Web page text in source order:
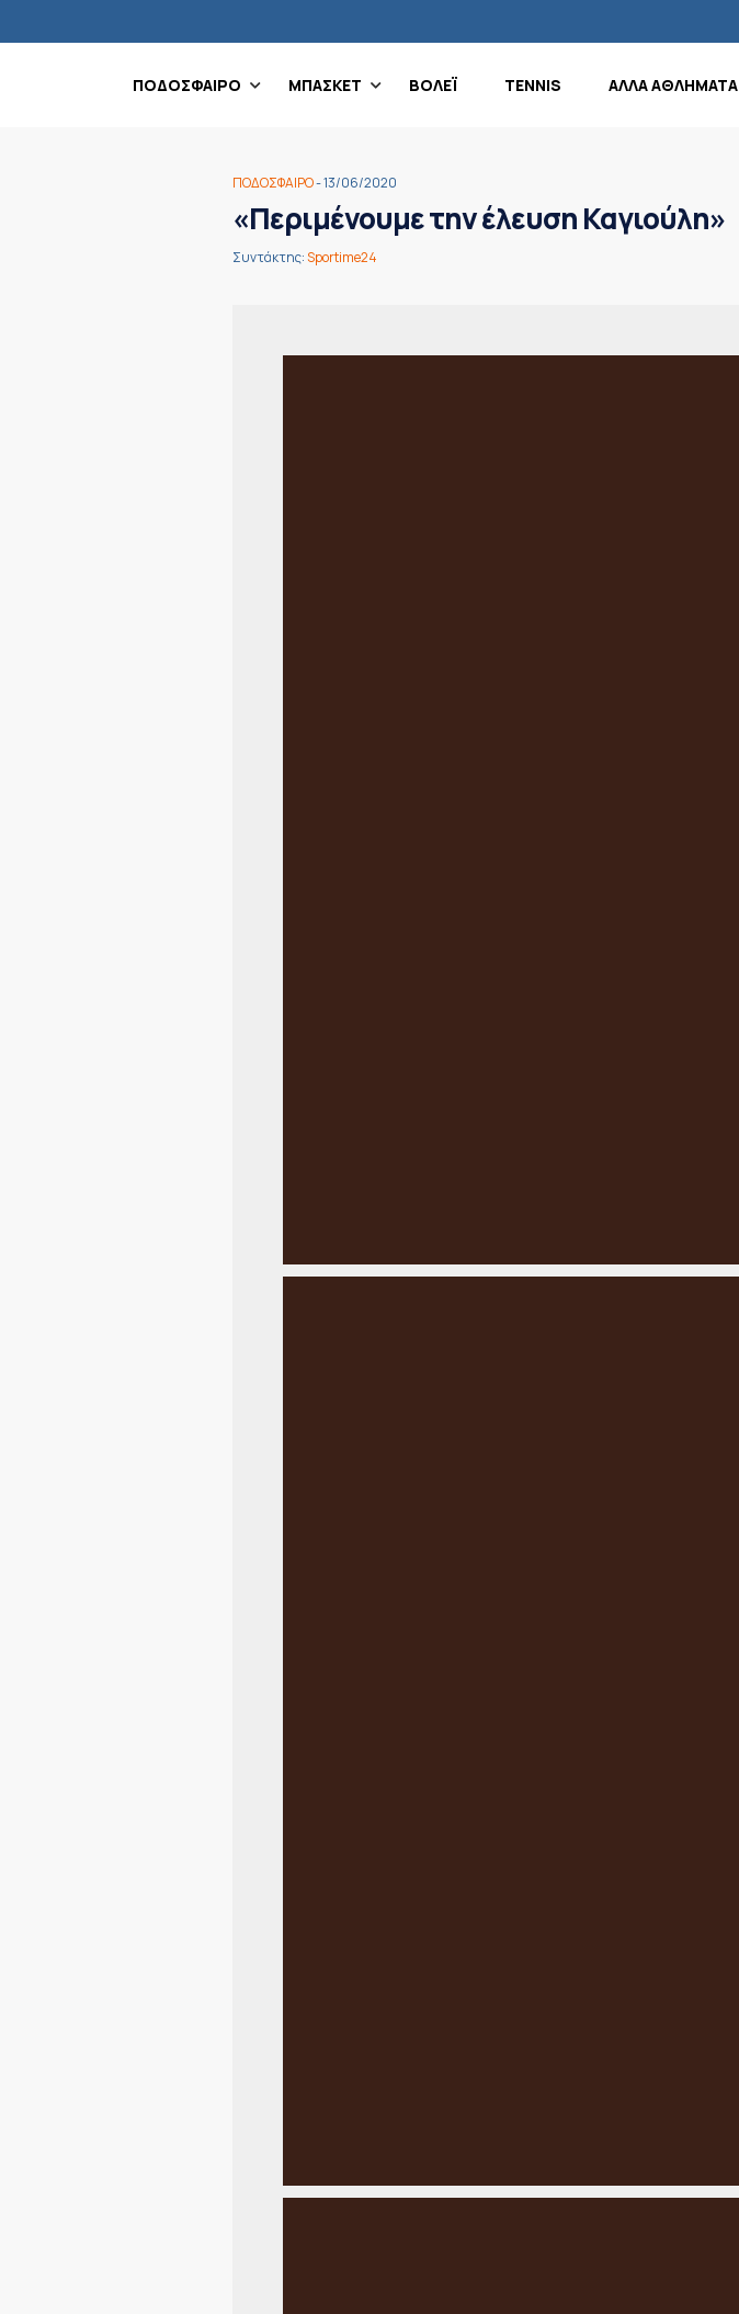
ΠΟΔΟΣΦΑΙΡΟ ΜΠΑΣΚΕΤ ΒΟΛΕΪ TENNIS ΑΛΛΑ ΑΘΛΗΜΑΤΑ
ΠΟΔΟΣΦΑΙΡΟ- 13/06/2020
«Περιμένουμε την έλευση Καγιούλη»
Συντάκτης:Sportime24